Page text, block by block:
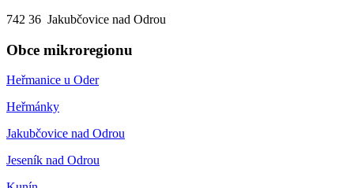
742 36 Jakubčovice nad Odrou
Obce mikroregionu
Heřmanice u Oder
Heřmánky
Jakubčovice nad Odrou
Jeseník nad Odrou